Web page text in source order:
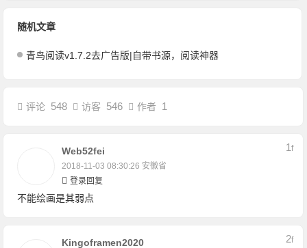
随机文章
青鸟阅读v1.7.2去广告版|自带书源，阅读神器
评论 548 访客 546 作者 1
Web52fei
2018-11-03 08:30:26 安徽省
1F
登录回复
不能绘画是其弱点
Kingoframen2020 2F